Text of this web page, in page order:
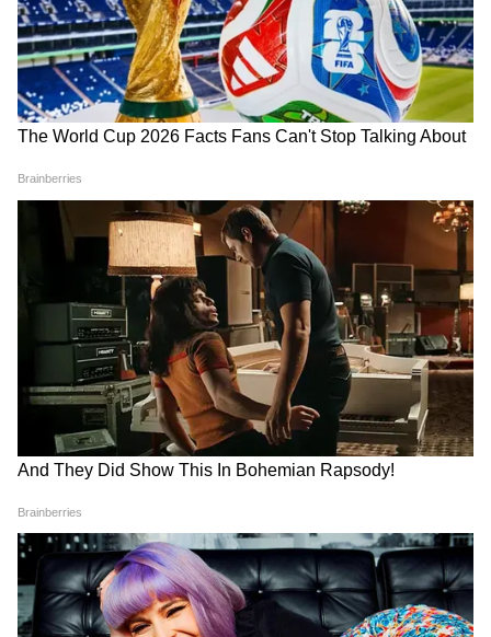
7 अगस्त सुबह की बड़ी खबरें: टुकड़े-टुकड़े में बंट
जाएगा पाकिस्तान, शहबाज सरकार की उड़ गई
नींद!